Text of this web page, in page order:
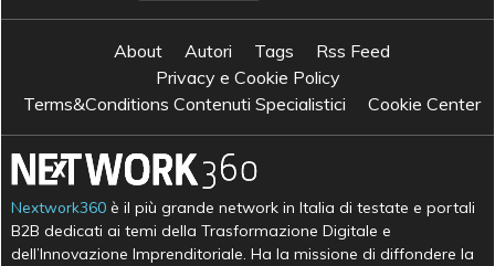
About Autori Tags
Rss Feed
Privacy e Cookie Policy
Terms&Conditions Contenuti Specialistici
Cookie Center
Nextwork360 è il più grande network in Italia di testate e portali
B2B dedicati ai temi della Trasformazione Digitale e
dell’Innovazione Imprenditoriale. Ha la missione di diffondere la